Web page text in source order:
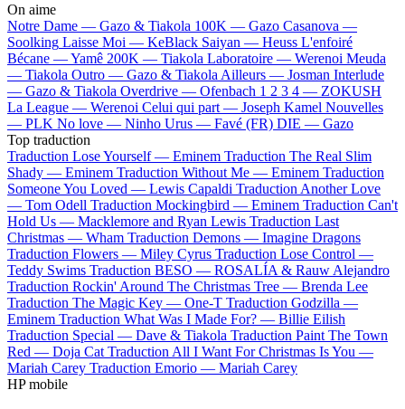
On aime
Notre Dame — Gazo & Tiakola 100K — Gazo Casanova —
Soolking Laisse Moi — KeBlack Saiyan — Heuss L'enfoiré
Bécane —Yamê 200K — Tiakola Laboratoire — Werenoi Meuda
— Tiakola Outro — Gazo & Tiakola Ailleurs — Josman Interlude
— Gazo & Tiakola Overdrive — Ofenbach 1 2 3 4 — ZOKUSH
La League — Werenoi Celui qui part — Joseph Kamel Nouvelles
— PLK No love — Ninho Urus — Favé (FR) DIE — Gazo
Top traduction
Traduction Lose Yourself — Eminem Traduction The Real Slim
Shady — Eminem Traduction Without Me — Eminem Traduction
Someone You Loved — Lewis Capaldi Traduction Another Love
— Tom Odell Traduction Mockingbird — Eminem Traduction Can't
Hold Us — Macklemore and Ryan Lewis Traduction Last
Christmas — Wham Traduction Demons — Imagine Dragons
Traduction Flowers — Miley Cyrus Traduction Lose Control —
Teddy Swims Traduction BESO — ROSALÍA & Rauw Alejandro
Traduction Rockin' Around The Christmas Tree — Brenda Lee
Traduction The Magic Key — One-T Traduction Godzilla —
Eminem Traduction What Was I Made For? — Billie Eilish
Traduction Special — Dave & Tiakola Traduction Paint The Town
Red — Doja Cat Traduction All I Want For Christmas Is You —
Mariah Carey Traduction Emorio — Mariah Carey
HP mobile